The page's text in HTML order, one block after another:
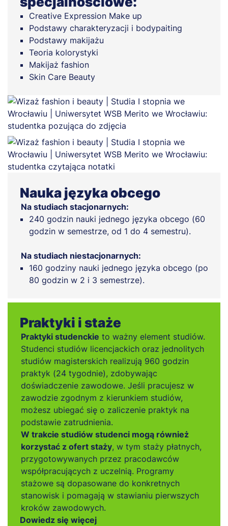
Creative Expression Make up
Podstawy charakteryzacji i bodypaiting
Podstawy makijażu
Teoria kolorystyki
Makijaż fashion
Skin Care Beauty
Nauka języka obcego
Na studiach stacjonarnych:
240 godzin nauki jednego języka obcego (60
godzin w semestrze, od 1 do 4 semestru).
Na studiach niestacjonarnych:
160 godziny nauki jednego języka obcego (po
80 godzin w 2 i 3 semestrze).
Praktyki i staże
Praktyki studenckie to ważny element studiów.
Studenci studiów licencjackich oraz jednolitych
studiów magisterskich realizują 960 godzin
praktyk (24 tygodnie), zdobywając
doświadczenie zawodowe. Jeśli pracujesz w
zawodzie zgodnym z kierunkiem studiów,
możesz ubiegać się o zaliczenie praktyk na
podstawie zatrudnienia.
W trakcie studiów studenci mogą również
korzystać z ofert staży, w tym staży płatnych,
przygotowywanych przez pracodawców
współpracujących z uczelnią. Programy
stażowe są dopasowane do konkretnych
stanowisk i pomagają w stawianiu pierwszych
kroków zawodowych.
Dowiedz się więcej